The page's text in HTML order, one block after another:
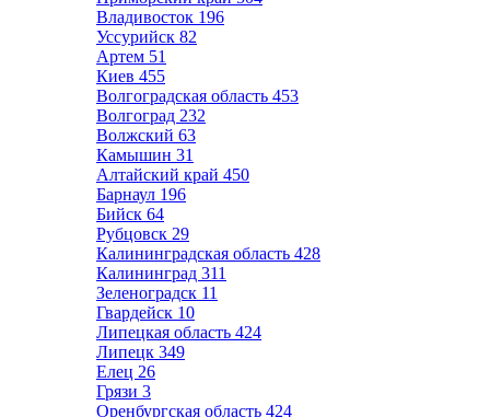
Владивосток 196
Уссурийск 82
Артем 51
Киев 455
Волгоградская область 453
Волгоград 232
Волжский 63
Камышин 31
Алтайский край 450
Барнаул 196
Бийск 64
Рубцовск 29
Калининградская область 428
Калининград 311
Зеленоградск 11
Гвардейск 10
Липецкая область 424
Липецк 349
Елец 26
Грязи 3
Оренбургская область 424